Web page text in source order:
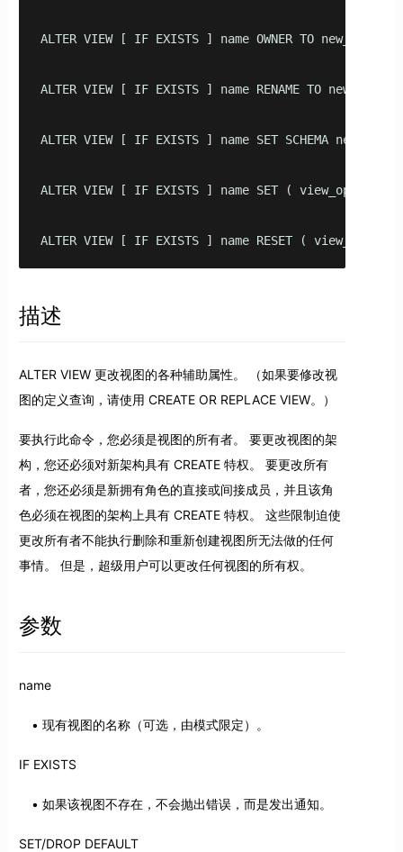
ALTER VIEW [ IF EXISTS ] name OWNER TO new_owner
ALTER VIEW [ IF EXISTS ] name RENAME TO new_name
ALTER VIEW [ IF EXISTS ] name SET SCHEMA
ALTER VIEW [ IF EXISTS ] name SET (
ALTER VIEW [ IF EXISTS ] name RESET (
描述
ALTER VIEW 更改视图的各种辅助属性。 （如果要修改视
图的定义查询，请使用 CREATE OR REPLACE VIEW。）
要执行此命令，您必须是视图的所有者。 要更改视图的架
构，您还必须对新架构具有 CREATE 特权。 要更改所有
者，您还必须是新拥有角色的直接或间接成员，并且该角
色必须在视图的架构上具有 CREATE 特权。 这些限制迫使
更改所有者不能执行删除和重新创建视图所无法做的任何
事情。 但是，超级用户可以更改任何视图的所有权。
参数
name
现有视图的名称（可选，由模式限定）。
IF EXISTS
如果该视图不存在，不会抛出错误，而是发出通知。
SET/DROP DEFAULT